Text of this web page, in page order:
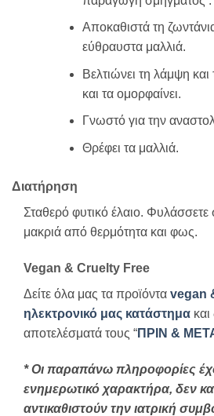
Αποκαθιστά τη
εύθραυστα μαλλιά.
Βελτιώνει τη λάμψη και
και τα ομορφαίνει.
Γνωστό για την
Θρέφει τα μαλλιά.
Διατήρηση
Σταθερό φυτικό έλαιο. Φυλάσσετε
μακριά από θερμότητα και φως.
Vegan & Cruelty Free
Δείτε όλα μας τα προϊόντα vegan
ηλεκτρονικό μας κατάστημα και
αποτελέσματά τους “ΠΡΙΝ &
* Οι παραπάνω πληροφορίες
ενημερωτικό χαρακτήρα, δεν
αντικαθιστούν την ιατρική